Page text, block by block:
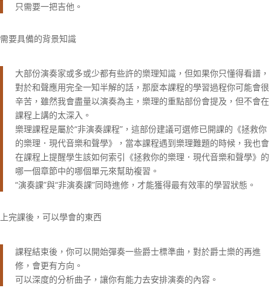
只需要一把吉他。
需要具備的背景知識
大部份演奏家或多或少都有些許的樂理知識，但如果你只懂得看譜，
對於和聲應用完全一知半解的話，那麼本課程的學習過程你可能會很
辛苦，雖然我會盡量以演奏為主，樂理的重點部份會提及，但不會在
課程上講的太深入。
樂理課程是屬於“非演奏課程”，這部份建議可選修已開課的《拯救你
的樂理．現代音樂和聲學》，當本課程遇到樂理難題的時候，我也會
在課程上提醒學生該如何索引《拯救你的樂理．現代音樂和聲學》的
哪一個章節中的哪個單元來幫助複習。
“演奏課”與“非演奏課”同時進修，才能獲得最有效率的學習狀態。
上完課後，可以學會的東西
課程結束後，你可以開始彈奏一些爵士標準曲，對於爵士樂的再進
修，會更有方向。
可以深度的分析曲子，讓你有能力去安排演奏的內容。